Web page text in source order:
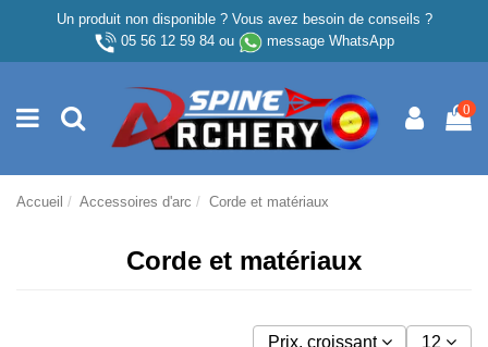
Un produit non disponible ? Vous avez besoin de conseils ?
05 56 12 59 84ou message WhatsApp
0
Accueil Accessoires d'arc Corde et matériaux
Corde et matériaux
Prix, croissant 12